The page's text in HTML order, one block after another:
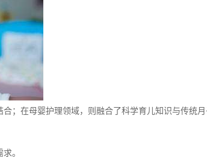
；在母婴护理领域，则融合了科学育儿知识与传统
。